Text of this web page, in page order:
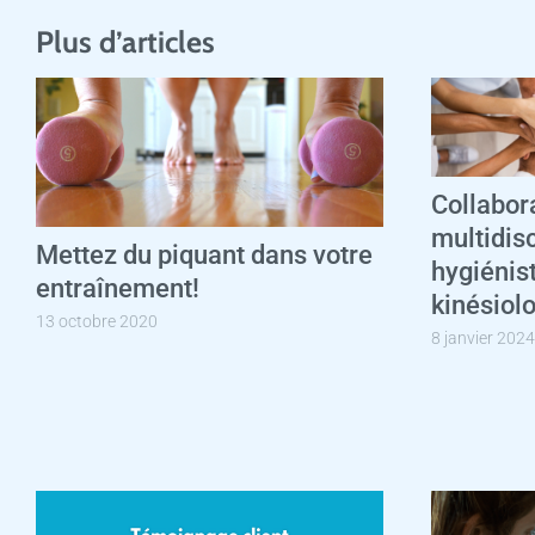
Plus d’articles
Mettez du piquant dans votre
entraînement!
13 octobre 2020
8 janvier 2024